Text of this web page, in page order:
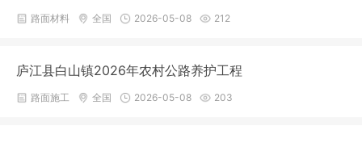
路面材料 全国 2026-05-08 212
庐江县白山镇2026年农村公路养护工程
路面施工 全国 2026-05-08 203